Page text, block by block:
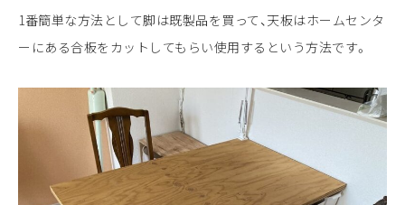
1番簡単な方法として脚は既製品を買って、天板はホームセンタ
ーにある合板をカットしてもらい使用するという方法です。